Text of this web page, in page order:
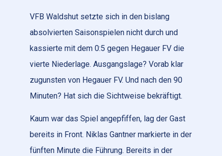
VFB Waldshut setzte sich in den bislang
absolvierten Saisonspielen nicht durch und
kassierte mit dem 0:5 gegen Hegauer FV die
vierte Niederlage. Ausgangslage? Vorab klar
zugunsten von Hegauer FV. Und nach den 90
Minuten? Hat sich die Sichtweise bekräftigt.
Kaum war das Spiel angepfiffen, lag der Gast
bereits in Front. Niklas Gantner markierte in der
fünften Minute die Führung. Bereits in der